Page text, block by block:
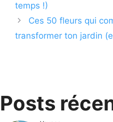
temps !)
Ces 50 fleurs qui
transformer ton jardin
Posts